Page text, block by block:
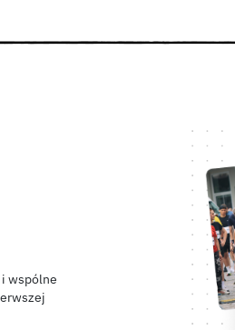
wspólne